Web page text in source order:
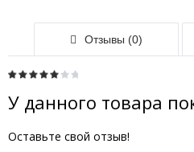
Отзывы (0)
У данного товара
Оставьте свой отзыв!